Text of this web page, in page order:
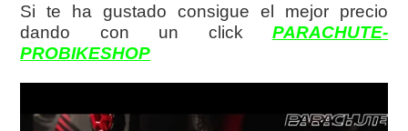
Si te ha gustado consigue el mejor precio
dando con un click
PARACHUTE-
PROBIKESHOP